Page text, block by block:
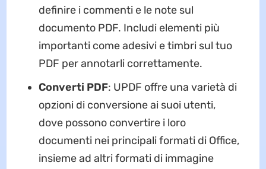
definire i commenti e le note sul
documento PDF. Includi elementi più
importanti come adesivi e timbri sul tuo
PDF per annotarli correttamente.
Converti PDF: UPDF offre una varietà di
opzioni di conversione ai suoi utenti,
dove possono convertire i loro
documenti nei principali formati di Office,
insieme ad altri formati di immagine